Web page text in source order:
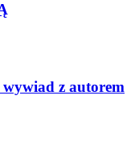
z autorem